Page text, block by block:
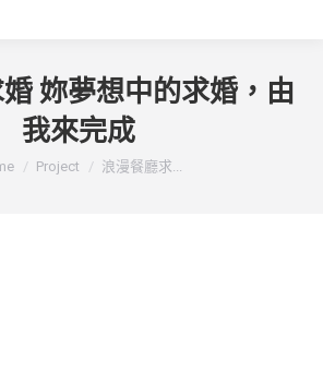
妳夢想中的求婚，由
我來完成
here:
Project 浪漫餐廳求...